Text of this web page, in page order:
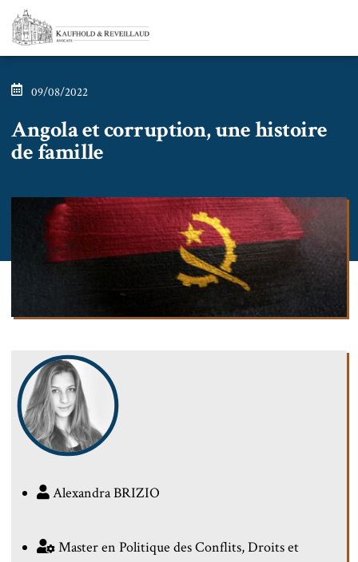
09/08/2022
Angola et corruption, une histoire
de famille
Alexandra BRIZIO
Master en Politique des Conflits, Droits et